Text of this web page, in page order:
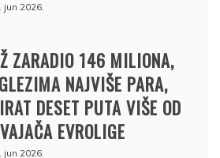
jun 2026.
ZARADIO 146 MILIONA,
NAJVIŠE PARA,
DESET PUTA VIŠE OD
EVROLIGE
jun 2026.